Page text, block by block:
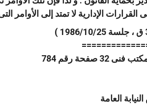
الإدارية لا تمتد إلى الأوامر
العامة